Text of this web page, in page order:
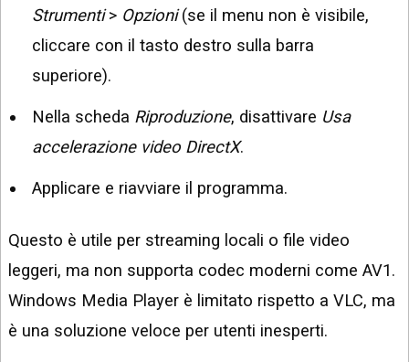
Strumenti> Opzioni(se il menu non è visibile,
cliccare con il tasto destro sulla barra
superiore).
Nella scheda Riproduzione, disattivare Usa
accelerazione video DirectX.
Applicare e riavviare il programma.
Questo è utile per streaming locali o file video
leggeri, ma non supporta codec moderni come AV1.
Windows Media Player è limitato rispetto a VLC, ma
è una soluzione veloce per utenti inesperti.